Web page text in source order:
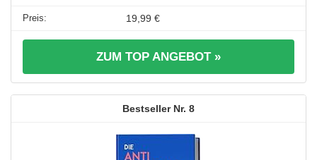
19,99 €
ZUM TOP ANGEBOT »
8